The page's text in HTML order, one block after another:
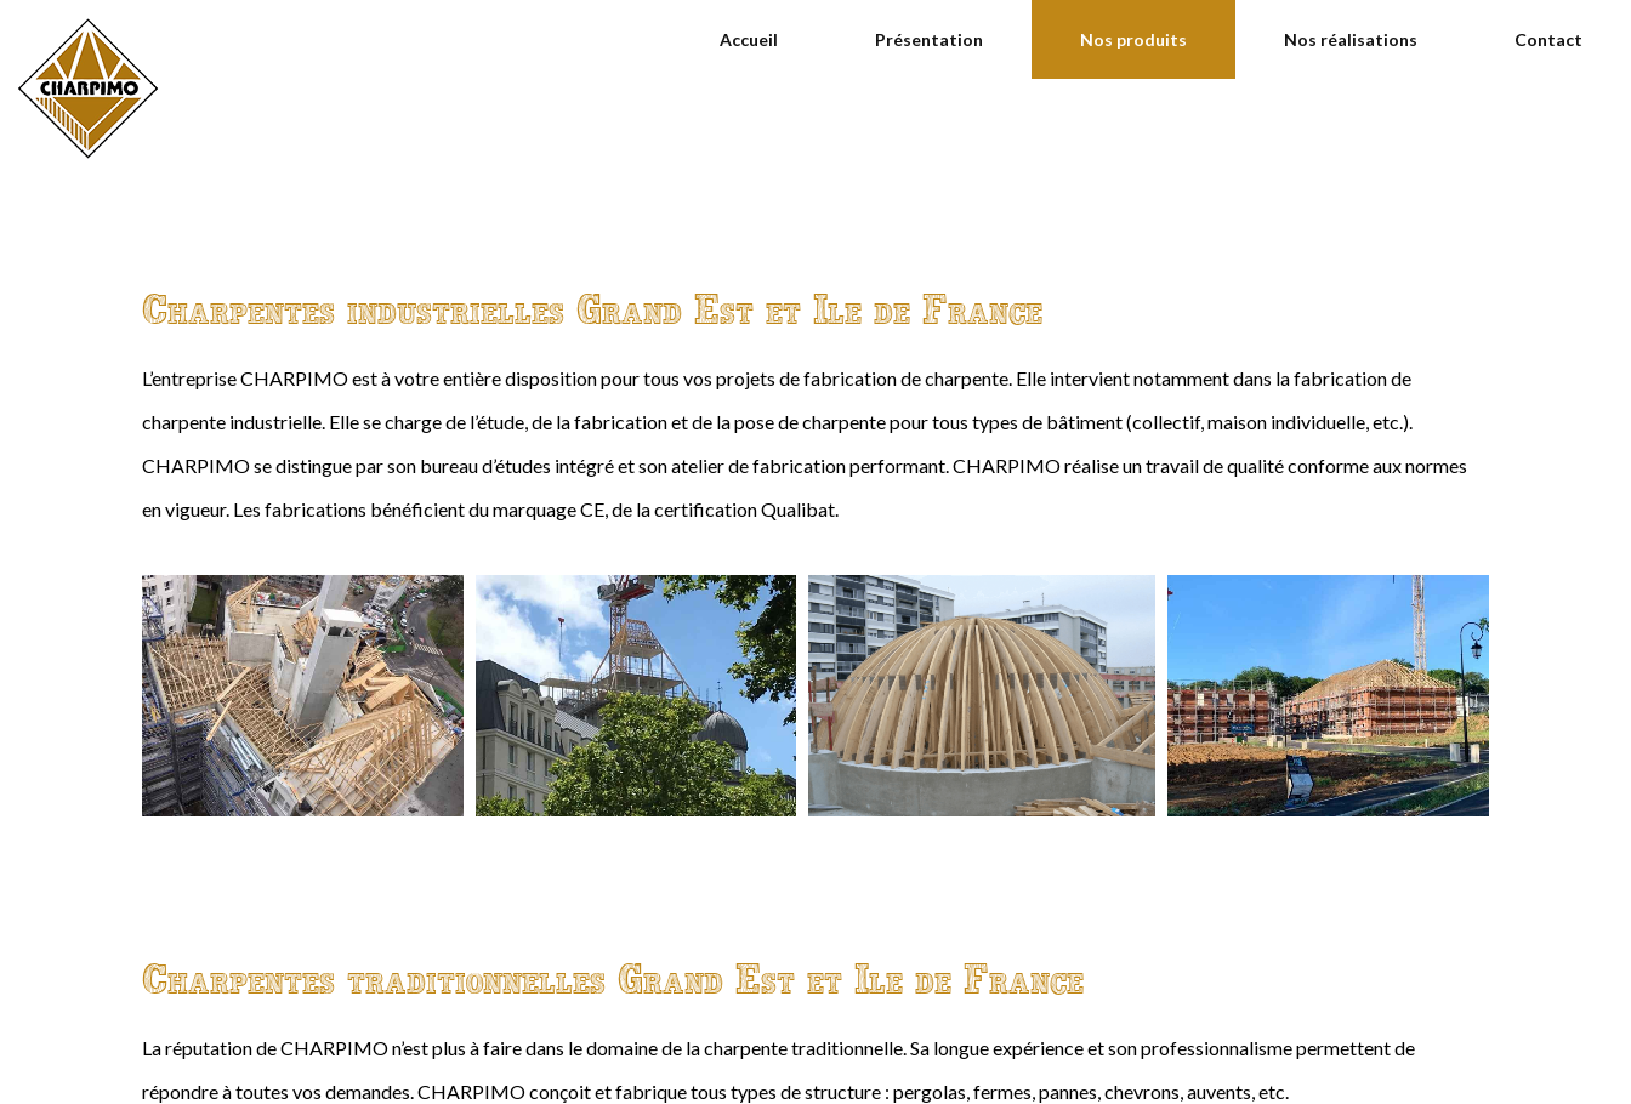
Accueil Présentation Nos produits Nos réalisations Contact
Charpentes industrielles Grand Est et Ile de France
L’entreprise CHARPIMO est à votre entière disposition pour tous vos projets de fabrication de charpente. Elle intervient notamment dans la fabrication de
charpente industrielle. Elle se charge de l’étude, de la fabrication et de la pose de charpente pour tous types de bâtiment (collectif, maison individuelle, etc.).
CHARPIMO se distingue par son bureau d’études intégré et son atelier de fabrication performant. CHARPIMO réalise un travail de qualité conforme aux normes
en vigueur. Les fabrications bénéficient du marquage CE, de la certification Qualibat.
Charpentes traditionnelles Grand Est et Ile de France
La réputation de CHARPIMO n’est plus à faire dans le domaine de la charpente traditionnelle. Sa longue expérience et son professionnalisme permettent de
répondre à toutes vos demandes. CHARPIMO conçoit et fabrique tous types de structure : pergolas, fermes, pannes, chevrons, auvents, etc.